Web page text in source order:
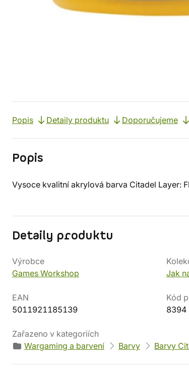
Popis Detaily produktu Doporučujeme
Popis
Vysoce kvalitní akrylová barva Citadel Layer:
Detaily produktu
Výrobce
Games Workshop
Jak
EAN
5011921185139
Kód
8394
Zařazeno v kategoriích
Wargaming a barvení
Barvy Barvy